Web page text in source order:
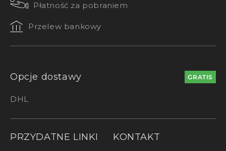
Płatność za pobraniem
Przelew bankowy
Opcje dostawy GRATIS
DHL
PRZYDATNE LINKI KONTAKT